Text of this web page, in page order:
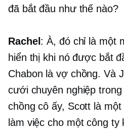
đã bắt đầu như thế nào?
Rachel : À, đó chỉ là một
hiển thị khi nó được bắt
Chabon là vợ chồng. Và
cưới chuyên nghiệp
chồng cô ấy, Scott là
làm việc cho một công ty